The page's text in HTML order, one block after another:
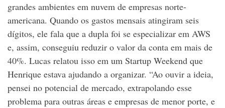
grandes ambientes em nuvem de empresas norte-
americana. Quando os gastos mensais atingiram seis
dígitos, ele fala que a dupla foi se especializar em AWS
e, assim, conseguiu reduzir o valor da conta em mais de
40%. Lucas relatou isso em um Startup Weekend que
Henrique estava ajudando a organizar. “Ao ouvir a ideia,
pensei no potencial de mercado, extrapolando esse
problema para outras áreas e empresas de menor porte, e